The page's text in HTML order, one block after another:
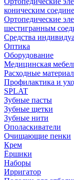
коническим
Ортопедические
шестигранным
Средства
Оптика
Оборудование
Медицинская
Расходные
Профилактика и
SPLAT
Зубные пасты
Зубные щетки
Зубные нити
Ополаскиватели
Очищающие пенки
Крем
Ёршики
Наборы
Ирригатор